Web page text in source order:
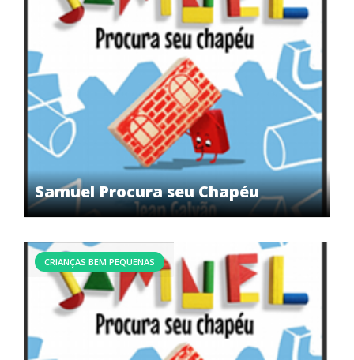
Samuel Procura seu Chapéu
CRIANÇAS BEM PEQUENAS